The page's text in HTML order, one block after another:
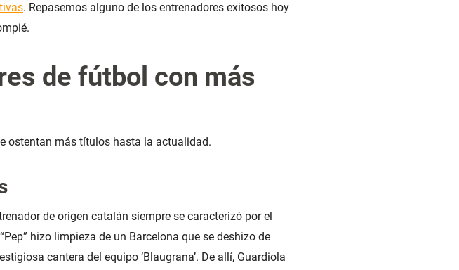
. Repasemos alguno de los entrenadores exitosos hoy
de fútbol con más
ostentan más títulos hasta la actualidad.
de origen catalán siempre se caracterizó por el
hizo limpieza de un Barcelona que se deshizo de
cantera del equipo ‘Blaugrana’. De allí, Guardiola